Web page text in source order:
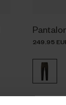
249.95